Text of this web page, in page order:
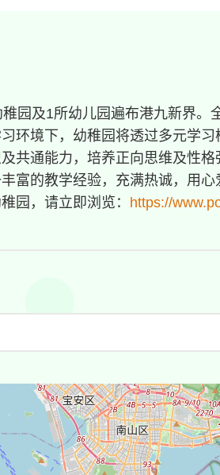
园及1所幼儿园遍布港九新界
环境下，幼稚园将透过多元学
共通能力，培养正向思维及性
富的教学经验，充满热诚，用
园，请立即浏览： https://